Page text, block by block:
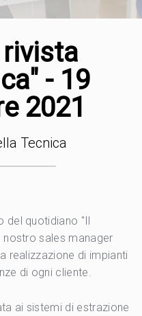
- 19
2021
Tecnica
del quotidiano "Il
nostro sales manager
realizzazione di impianti
di ogni cliente.
ai sistemi di estrazione